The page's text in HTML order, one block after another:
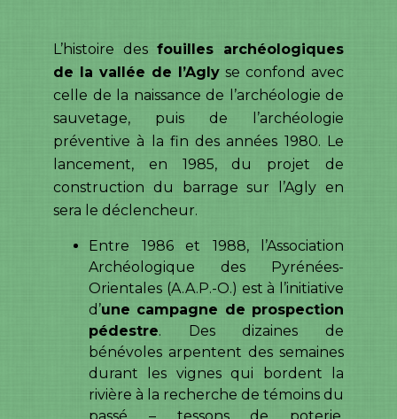
L’histoire des fouilles archéologiques
de la vallée de l’Agly se confond avec
celle de la naissance de l’archéologie de
sauvetage, puis de l’archéologie
préventive à la fin des années 1980. Le
lancement, en 1985, du projet de
construction du barrage sur l’Agly en
sera le déclencheur.
Entre 1986 et 1988, l’Association
Archéologique des Pyrénées-
Orientales (A.A.P.-O.) est à l’initiative
d’une campagne de prospection
pédestre. Des dizaines de
bénévoles arpentent des semaines
durant les vignes qui bordent la
rivière à la recherche de témoins du